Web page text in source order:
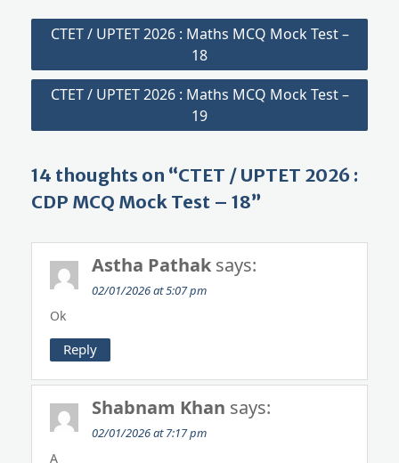
Post
CTET / UPTET 2026 : Maths MCQ Mock Test –
18
CTET / UPTET 2026 : Maths MCQ Mock Test –
19
14 thoughts on “CTET / UPTET 2026 :
CDP MCQ Mock Test – 18”
Astha Pathak says:
02/01/2026 at 5:07 pm
Ok
Reply
Shabnam Khan says:
02/01/2026 at 7:17 pm
A